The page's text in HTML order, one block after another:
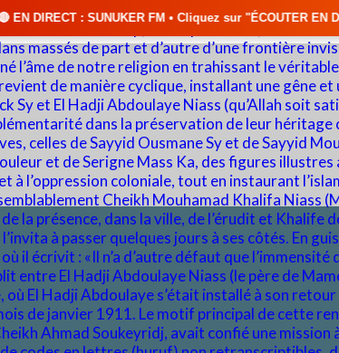
FM • Cliquez sur "ÉCOUTER EN DIRECT" pour